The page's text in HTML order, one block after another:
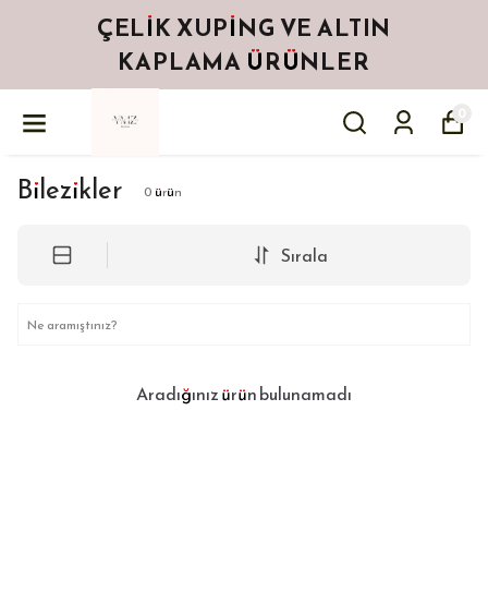
ÇELIK XUPING VE ALTIN
KAPLAMA ÜRÜNLER
Bilezikler 0 ürün
Sırala
Aradığınız ürün bulunamadı